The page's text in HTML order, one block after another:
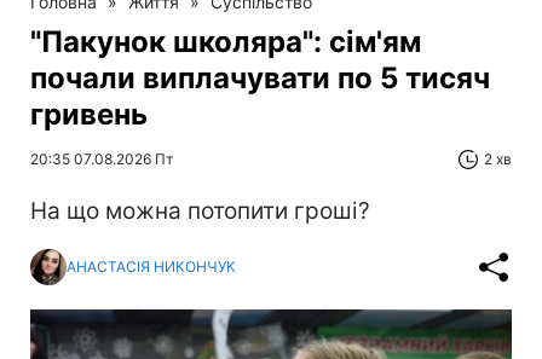
"Пакунок школяра": сім'ям
почали виплачувати по 5 тисяч
гривень
20:35 07.08.2026 Пт 2 хв
На що можна потопити гроші?
АНАСТАСІЯ НИКОНЧУК